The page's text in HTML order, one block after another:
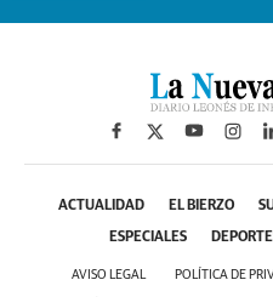
ACTUALIDAD EL BIERZO
ESPECIALES
AVISO LEGAL POLÍTICA DE